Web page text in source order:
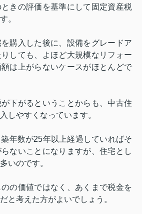
きの評価を基準にして固定資産税
。
購入した後に、設備をグレードア
しても、よほど大規模なリフォー
は上がらないケースがほとんどで
下がるということからも、中古住
しやすくなっています。
年数が25年以上経過していればそ
ないことになりますが、住宅とし
いのです。
の価値ではなく、あくまで税金を
と考えた方がよいでしょう。